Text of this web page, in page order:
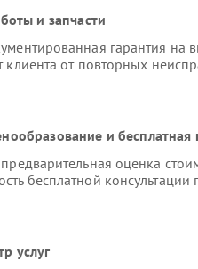
и запчасти
гарантия
клиента от повторных
и бесплатная
оценка
бесплатной
услуг